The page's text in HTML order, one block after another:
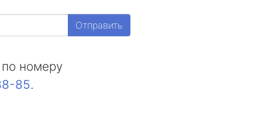
Отправить
номеру
85.